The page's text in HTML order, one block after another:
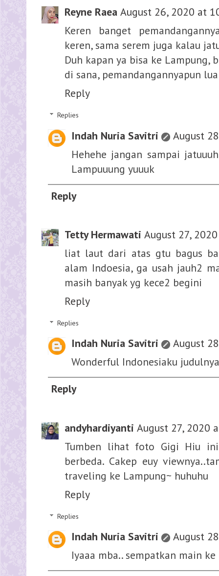
Reyne Raea August 26, 2020 at
Keren banget
keren, sama serem juga kalau
Duh kapan ya bisa ke Lampung,
di sana, pemandangannyapun
Reply
Replies
Indah Nuria Savitri
August
Hehehe jangan sampai
Lampuuung yuuuk
Reply
Tetty Hermawati August 27,
liat laut dari atas gtu bagus
alam Indoesia, ga usah jauh2
masih banyak yg kece2 begini
Reply
Replies
Indah Nuria Savitri
August
Wonderful Indonesiaku
Reply
andyhardiyanti August 27, 2020
Tumben lihat foto Gigi Hiu
berbeda. Cakep euy
traveling ke Lampung~ huhuhu
Reply
Replies
Indah Nuria Savitri
August
Iyaaa mba.. sempatkan main